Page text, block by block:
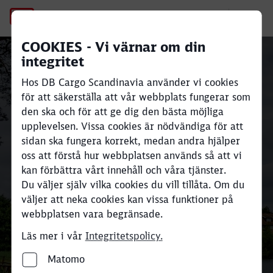
No Page Title
COOKIES - Vi värnar om din
integritet
Hos DB Cargo Scandinavia använder vi cookies
för att säkerställa att vår webbplats fungerar som
den ska och för att ge dig den bästa möjliga
upplevelsen. Vissa cookies är nödvändiga för att
sidan ska fungera korrekt, medan andra hjälper
oss att förstå hur webbplatsen används så att vi
kan förbättra vårt innehåll och våra tjänster.
Du väljer själv vilka cookies du vill tillåta. Om du
väljer att neka cookies kan vissa funktioner på
webbplatsen vara begränsade.
Läs mer i vår Integritetspolicy.
Matomo
Godstransport på
järnväg mellan
Skandinavien och
Europa
Upp till 80 % lägreCO2e-utsläpp.
Ett tåg kan ersätta upp till 52
lastbilar. Upp till 2 300 ton per
tåg.